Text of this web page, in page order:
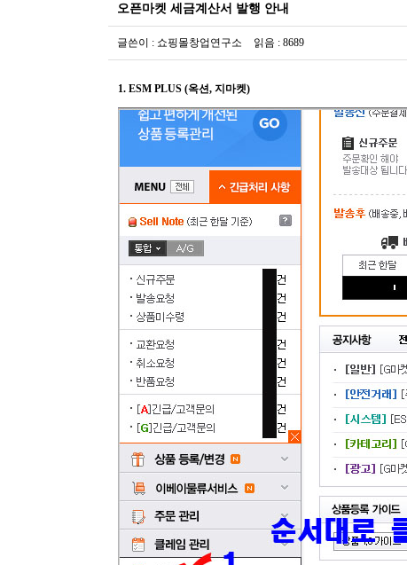
오픈마켓 세금계산서 발행 안내
글쓴이 : 쇼핑몰창업연구소 읽음 : 8689
1. ESM PLUS (옥션, 지마켓)